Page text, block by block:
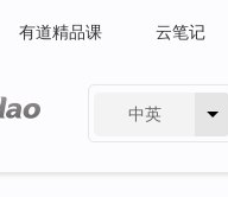
有道精品课 云笔记
中英